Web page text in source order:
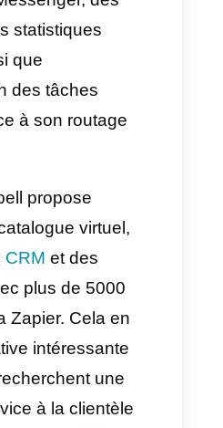
l’automatisation de
une solution
automatisée
personnaliser,
être une bonne
si vous avez
ou de compétences
il peut être difficile de
le robot et de le